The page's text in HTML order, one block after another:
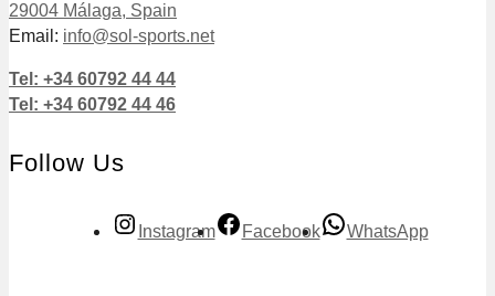
29004 Málaga, Spain
Email: info@sol-sports.net
Tel: +34 60792 44 44
Tel: +34 60792 44 46
Follow Us
Instagram Facebook WhatsApp